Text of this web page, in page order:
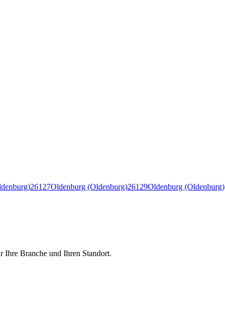
26127Oldenburg (Oldenburg)26129Oldenburg (Oldenburg)
Ihre Branche und Ihren Standort.